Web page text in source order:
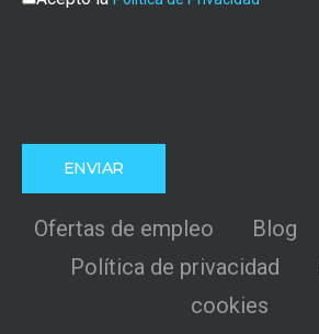
Ofertas de empleo Blog
Política de privacidad
cookies